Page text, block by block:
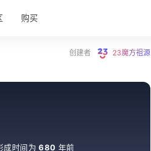
购买
创建者 23魔方祖源
成时间为680 年前